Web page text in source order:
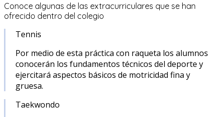
Conoce algunas de las extracurriculares que se han
ofrecido dentro del colegio
Tennis
Por medio de esta práctica con raqueta los alumnos
conocerán los fundamentos técnicos del deporte y
ejercitará aspectos básicos de motricidad fina y
gruesa.
Taekwondo